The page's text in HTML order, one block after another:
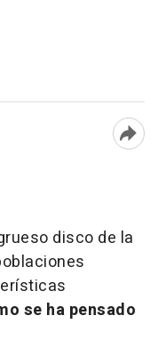
disco de la
se ha pensado